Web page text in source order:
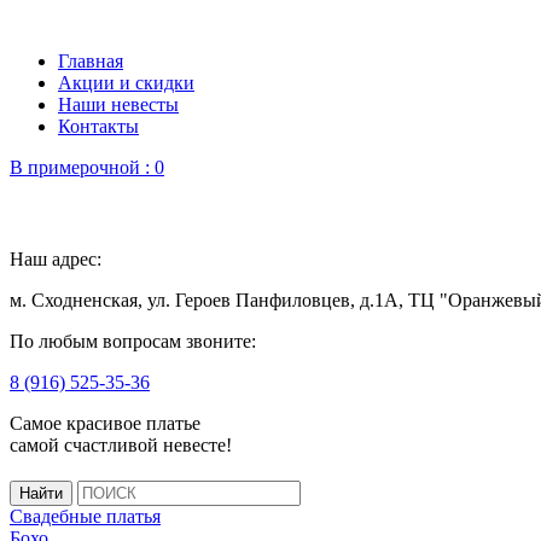
Главная
Акции и скидки
Наши невесты
Контакты
В примерочной : 0
Наш адрес:
м. Сходненская, ул. Героев Панфиловцев, д.1А, ТЦ
По любым вопросам звоните:
8 (916) 525-35-36
Самое красивое платье
самой счастливой невесте!
Свадебные платья